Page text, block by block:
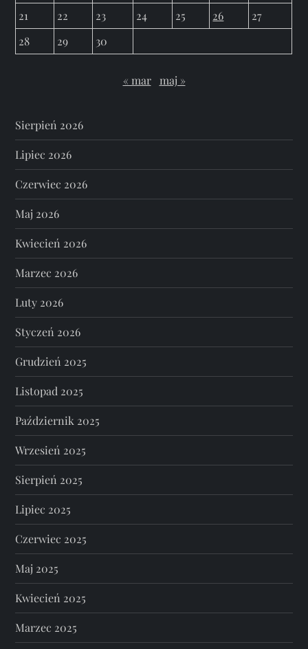
21
22 23 24 25 26
27
28
29 30
« mar maj »
Sierpień 2026
Lipiec 2026
Czerwiec 2026
Maj 2026
Kwiecień 2026
Marzec 2026
Luty 2026
Styczeń 2026
Grudzień 2025
Listopad 2025
Październik 2025
Wrzesień 2025
Sierpień 2025
Lipiec 2025
Czerwiec 2025
Maj 2025
Kwiecień 2025
Marzec 2025